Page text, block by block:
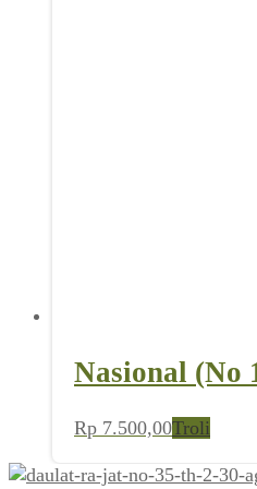
Nasional (No
Rp 7.500,00Troli